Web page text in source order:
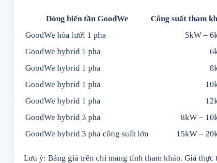
Dòng biến tần GoodWe
Công suất tham
GoodWe hòa lưới 1 pha
5kW –
GoodWe hybrid 1 pha
GoodWe hybrid 1 pha
GoodWe hybrid 1 pha
GoodWe hybrid 1 pha
GoodWe hybrid 3 pha
8kW –
GoodWe hybrid 3 pha công suất lớn
15kW –
Lưu ý: Bảng giá trên chỉ mang tính tham khảo. Giá